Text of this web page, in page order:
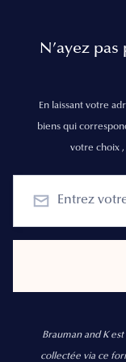
N’ayez
En laissant votre
biens qui
votre choix
Brauman and K
collectée via ce